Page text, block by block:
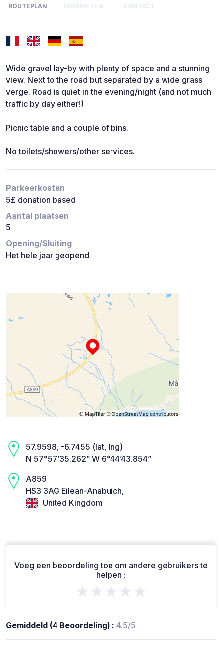
ROUTEPLAN FAVORIETEN CONTACT
Wide gravel lay-by with plenty of space and a stunning
view. Next to the road but separated by a wide grass
verge. Road is quiet in the evening/night (and not much
traffic by day either!)
Picnic table and a couple of bins.
No toilets/showers/other services.
Parkeerkosten
5£ donation based
Aantal plaatsen
5
Opening/Sluiting
Het hele jaar geopend
57.9598, -6.7455 (lat, lng)
N 57°57’35.262” W 6°44’43.854”
A859
HS3 3AG Eilean-Anabuich,
United Kingdom
Voeg een beoordeling toe om andere gebruikers te
helpen :
★★★★★
Gemiddeld (4 Beoordeling) : 4.5/5